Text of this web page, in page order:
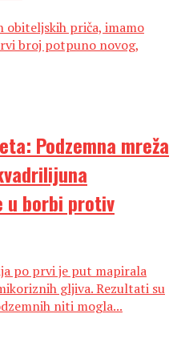
priča, imamo
broj potpuno novog,
Podzemna mreža
borbi protiv
po prvi je put mapirala
gljiva. Rezultati su
niti mogla...